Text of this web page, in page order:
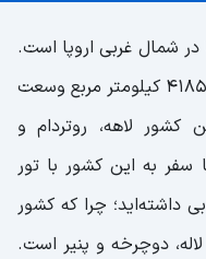
شمال غربی اروپا است.
این کشور 17 میلیون نفر جمعیت و 41850 کیلومتر مربع وسعت
کشور لاهه، روتردام و
به این کشور با تور
داشته‌اید؛ چرا که کشور
دوچرخه و پنیر است.